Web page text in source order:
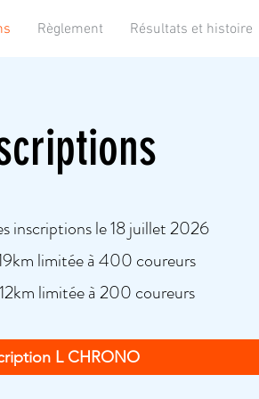
Règlement Résultats et histoire
inscriptions le 18 juillet 2026
limitée à 400 coureurs
limitée à 200 coureurs
L CHRONO